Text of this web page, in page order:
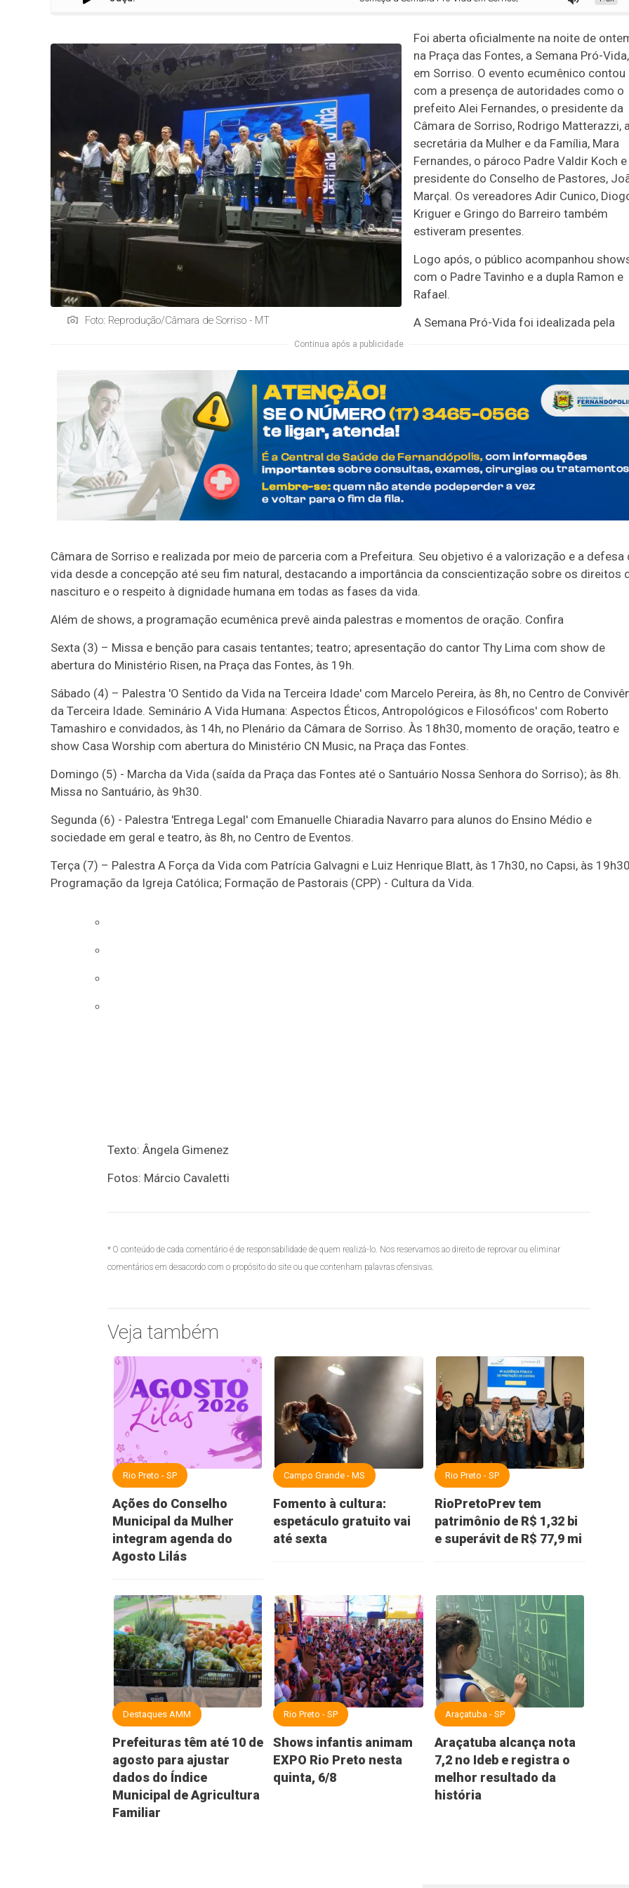
Foto: Reprodução/Câmara de Sorriso - MT
Foi aberta oficialmente na noite de
na Praça das Fontes, a Semana Pró-Vida,
em Sorriso. O evento ecumênico contou
com a presença de autoridades como o
prefeito Alei Fernandes, o presidente da
Câmara de Sorriso, Rodrigo Matterazzi,
secretária da Mulher e da Família, Mara
Fernandes, o pároco Padre Valdir Koch e
presidente do Conselho de Pastores,
Marçal. Os vereadores Adir Cunico,
Kriguer e Gringo do Barreiro também
estiveram presentes.
Logo após, o público acompanhou
com o Padre Tavinho e a dupla Ramon e
Rafael.
Continua após a publicidade
A Semana Pró-Vida foi idealizada pela
Câmara de Sorriso e realizada por meio de parceria com a Prefeitura. Seu objetivo é a valorização e a defesa
vida desde a concepção até seu fim natural, destacando a importância da conscientização sobre os direitos
nascituro e o respeito à dignidade humana em todas as fases da vida.
Além de shows, a programação ecumênica prevê ainda palestras e momentos de oração. Confira
Sexta (3) – Missa e benção para casais tentantes; teatro; apresentação do cantor Thy Lima com show de
abertura do Ministério Risen, na Praça das Fontes, às 19h.
Sábado (4) – Palestra 'O Sentido da Vida na Terceira Idade' com Marcelo Pereira, às 8h, no Centro de
da Terceira Idade. Seminário A Vida Humana: Aspectos Éticos, Antropológicos e Filosóficos' com Roberto
Tamashiro e convidados, às 14h, no Plenário da Câmara de Sorriso. Às 18h30, momento de oração, teatro e
show Casa Worship com abertura do Ministério CN Music, na Praça das Fontes.
Domingo (5) - Marcha da Vida (saída da Praça das Fontes até o Santuário Nossa Senhora do Sorriso); às 8h.
Missa no Santuário, às 9h30.
Segunda (6) - Palestra 'Entrega Legal' com Emanuelle Chiaradia Navarro para alunos do Ensino Médio e
sociedade em geral e teatro, às 8h, no Centro de Eventos.
Terça (7) – Palestra A Força da Vida com Patrícia Galvagni e Luiz Henrique Blatt, às 17h30, no Capsi, às
Programação da Igreja Católica; Formação de Pastorais (CPP) - Cultura da Vida.
Texto: Ângela Gimenez
Fotos: Márcio Cavaletti
* O conteúdo de cada comentário é de responsabilidade de quem realizá-lo. Nos reservamos ao direito de reprovar ou eliminar
comentários em desacordo com o propósito do site ou que contenham palavras ofensivas.
Veja também
Rio Preto - SP
Ações do Conselho
Municipal da Mulher
integram agenda do
Agosto Lilás
Campo Grande - MS
Fomento à cultura:
espetáculo gratuito vai
até sexta
Rio Preto - SP
RioPretoPrev tem
patrimônio de R$ 1,32 bi
e superávit de R$ 77,9 mi
Destaques AMM
Prefeituras têm até 10 de
agosto para ajustar
dados do Índice
Municipal de Agricultura
Familiar
Rio Preto - SP
Shows infantis animam
EXPO Rio Preto nesta
quinta, 6/8
Araçatuba - SP
Araçatuba alcança nota
7,2 no Ideb e registra o
melhor resultado da
história